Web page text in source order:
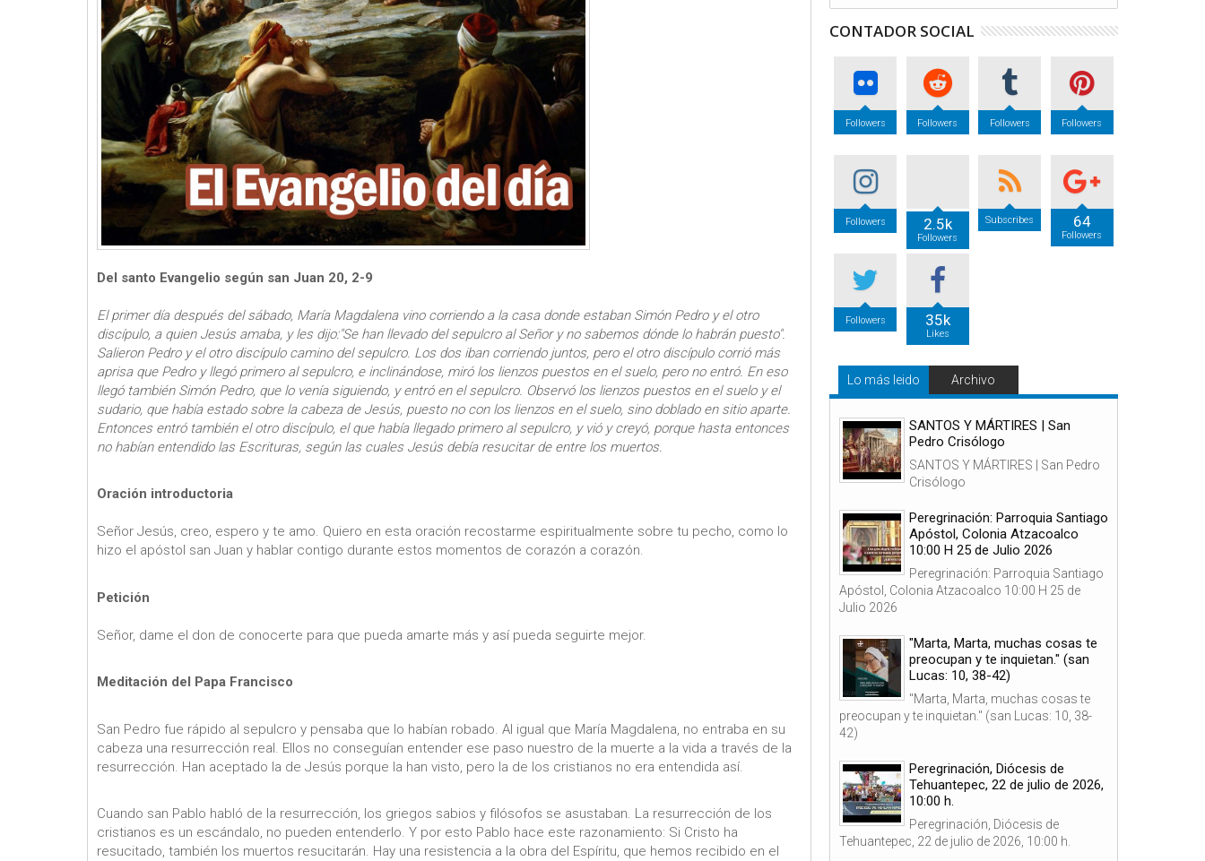
Del santo Evangelio según san Juan 20, 2-9
El primer día después del sábado, María Magdalena vino corriendo a la casa donde estaban Simón Pedro y el otro
discípulo, a quien Jesús amaba, y les dijo:"Se han llevado del sepulcro al Señor y no sabemos dónde lo habrán puesto".
Salieron Pedro y el otro discípulo camino del sepulcro. Los dos iban corriendo juntos, pero el otro discípulo corrió más
aprisa que Pedro y llegó primero al sepulcro, e inclinándose, miró los lienzos puestos en el suelo, pero no entró. En eso
llegó también Simón Pedro, que lo venía siguiendo, y entró en el sepulcro. Observó los lienzos puestos en el suelo y el
sudario, que había estado sobre la cabeza de Jesús, puesto no con los lienzos en el suelo, sino doblado en sitio aparte.
Entonces entró también el otro discípulo, el que había llegado primero al sepulcro, y vió y creyó, porque hasta entonces
no habían entendido las Escrituras, según las cuales Jesús debía resucitar de entre los muertos.
Oración introductoria
Señor Jesús, creo, espero y te amo. Quiero en esta oración recostarme espiritualmente sobre tu pecho, como lo
hizo el apóstol san Juan y hablar contigo durante estos momentos de corazón a corazón.
Petición
Señor, dame el don de conocerte para que pueda amarte más y así pueda seguirte mejor.
Meditación del Papa Francisco
San Pedro fue rápido al sepulcro y pensaba que lo habían robado. Al igual que María Magdalena, no entraba en su
cabeza una resurrección real. Ellos no conseguían entender ese paso nuestro de la muerte a la vida a través de la
resurrección. Han aceptado la de Jesús porque la han visto, pero la de los cristianos no era entendida así.
Cuando san Pablo habló de la resurrección, los griegos sabios y filósofos se asustaban. La resurrección de los
cristianos es un escándalo, no pueden entenderlo. Y por esto Pablo hace este razonamiento: Si Cristo ha
resucitado, también los muertos resucitarán. Hay una resistencia a la obra del Espíritu, que hemos recibido en el
CONTADOR SOCIAL
Followers Followers Followers Followers
Followers 2.5k
Followers
Subscribes 64
Followers
Followers 35k
Likes
Lo más leido Archivo
SANTOS Y MÁRTIRES | San
Pedro Crisólogo
SANTOS Y MÁRTIRES | San Pedro
Crisólogo
Peregrinación: Parroquia Santiago
Apóstol, Colonia Atzacoalco
10:00 H 25 de Julio 2026
Peregrinación: Parroquia Santiago
Apóstol, Colonia Atzacoalco 10:00 H 25 de
Julio 2026
"Marta, Marta, muchas cosas te
preocupan y te inquietan." (san
Lucas: 10, 38-42)
"Marta, Marta, muchas cosas te
preocupan y te inquietan." (san Lucas: 10, 38-
42)
Peregrinación, Diócesis de
Tehuantepec, 22 de julio de 2026,
10:00 h.
Peregrinación, Diócesis de
Tehuantepec, 22 de julio de 2026, 10:00 h.